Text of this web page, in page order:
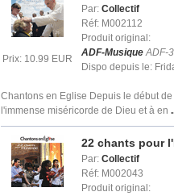
Prix: 10.99 EUR
Par: Collectif
Réf: M002112
Produit original:
ADF-MusiqueADF-
Dispo depuis le:
Chantons en Eglise Depuis le début
l'immense miséricorde de Dieu et à en
22 chants pour
Par: Collectif
Réf: M002043
Produit original: